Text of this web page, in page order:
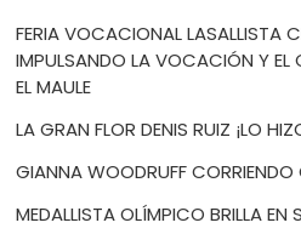
FERIA VOCACIONAL LASALLISTA
IMPULSANDO LA VOCACIÓN Y EL
EL MAULE
LA GRAN FLOR DENIS RUIZ ¡LO
GIANNA WOODRUFF CORRIENDO
MEDALLISTA OLÍMPICO BRILLA